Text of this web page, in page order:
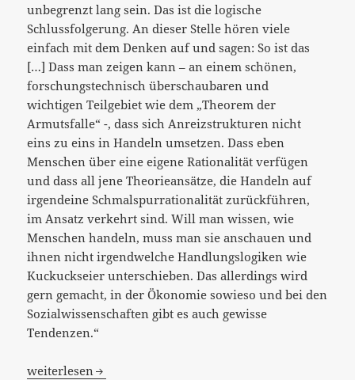
unbegrenzt lang sein. Das ist die logische
Schlussfolgerung. An dieser Stelle hören viele
einfach mit dem Denken auf und sagen: So ist das
[…] Dass man zeigen kann – an einem schönen,
forschungstechnisch überschaubaren und
wichtigen Teilgebiet wie dem „Theorem der
Armutsfalle“ -, dass sich Anreizstrukturen nicht
eins zu eins in Handeln umsetzen. Dass eben
Menschen über eine eigene Rationalität verfügen
und dass all jene Theorieansätze, die Handeln auf
irgendeine Schmalspurrationalität zurückführen,
im Ansatz verkehrt sind. Will man wissen, wie
Menschen handeln, muss man sie anschauen und
ihnen nicht irgendwelche Handlungslogiken wie
Kuckuckseier unterschieben. Das allerdings wird
gern gemacht, in der Ökonomie sowieso und bei den
Sozialwissenschaften gibt es auch gewisse
Tendenzen.“
[:de]Worum geht es bei der „Armutsfalle“?[:]
weiterlesen